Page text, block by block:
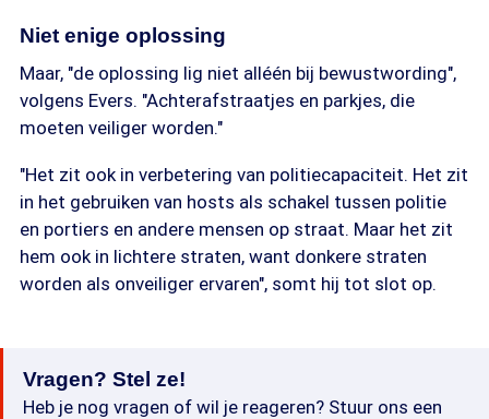
Niet enige oplossing
Maar, "de oplossing lig niet alléén bij bewustwording",
volgens Evers. "Achterafstraatjes en parkjes, die
moeten veiliger worden."
"Het zit ook in verbetering van politiecapaciteit. Het zit
in het gebruiken van hosts als schakel tussen politie
en portiers en andere mensen op straat. Maar het zit
hem ook in lichtere straten, want donkere straten
worden als onveiliger ervaren", somt hij tot slot op.
Vragen? Stel ze!
Heb je nog vragen of wil je reageren? Stuur ons een